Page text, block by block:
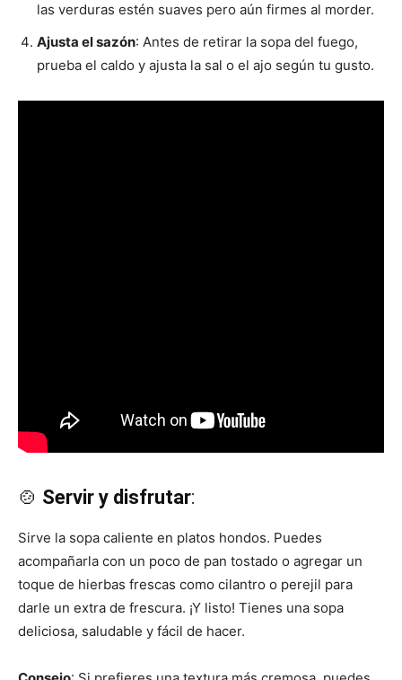
las verduras estén suaves pero aún firmes al morder.
Ajusta el sazón: Antes de retirar la sopa del fuego,
prueba el caldo y ajusta la sal o el ajo según tu gusto.
🍲 Servir y disfrutar:
Sirve la sopa caliente en platos hondos. Puedes
acompañarla con un poco de pan tostado o agregar un
toque de hierbas frescas como cilantro o perejil para
darle un extra de frescura. ¡Y listo! Tienes una sopa
deliciosa, saludable y fácil de hacer.